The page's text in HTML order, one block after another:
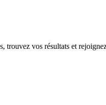
vos résultats et